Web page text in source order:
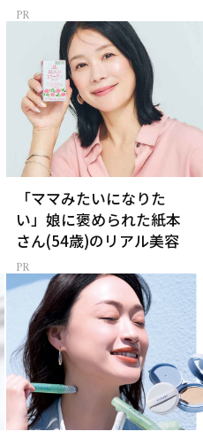
「ママみたいになりた
い」娘に褒められた紙本
さん(54歳)のリアル美容